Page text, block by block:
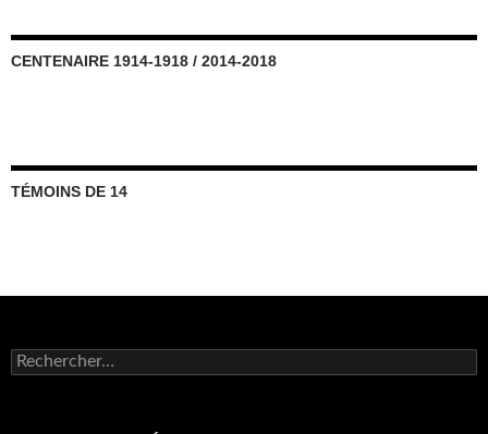
CENTENAIRE 1914-1918 / 2014-2018
TÉMOINS DE 14
Rechercher :